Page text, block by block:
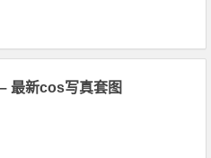
最新cos写真套图